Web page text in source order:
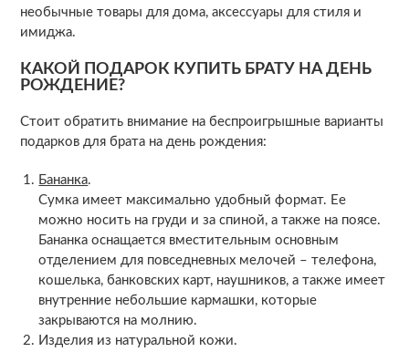
необычные товары для дома, аксессуары для стиля и
имиджа.
КАКОЙ ПОДАРОК КУПИТЬ БРАТУ НА ДЕНЬ
РОЖДЕНИЕ?
Стоит обратить внимание на беспроигрышные варианты
подарков для брата на день рождения:
Бананка.
Сумка имеет максимально удобный формат. Ее
можно носить на груди и за спиной, а также на поясе.
Бананка оснащается вместительным основным
отделением для повседневных мелочей – телефона,
кошелька, банковских карт, наушников, а также имеет
внутренние небольшие кармашки, которые
закрываются на молнию.
Изделия из натуральной кожи.